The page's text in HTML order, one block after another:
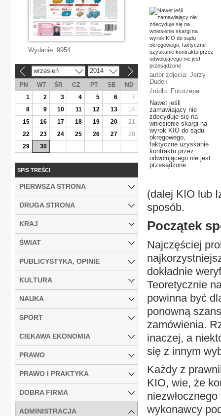
autor zdjęcia: Jerzy
Dudek
źródło: Fotorzepa
Nawet jeśli
zamawiający nie
zdecyduje się na
wniesienie skargi na
wyrok KIO do sądu
okręgowego,
faktyczne uzyskanie
kontraktu przez
odwołującego nie jest
przesądzone
(dalej KIO lub
sposób.
Początek
Najczęściej
dokładnie
Teoretycznie
powinna być
ponowną
zamówienia.
inaczej, a
się z innym
Każdy z
KIO, wie, że
wykonawcy
Wydanie: 9954
wrzesień 2014
PN WT ŚR CZ PT SB
ND
1
2 3 4 5 6
7
8
9 10 11 12 13
14
15
16 17 18 19 20
21
22
23 24 25 26 27
28
29
30
SPIS TREŚCI
PIERWSZA STRONA
DRUGA STRONA
KRAJ
ŚWIAT
PUBLICYSTYKA, OPINIE
KULTURA
NAUKA
SPORT
CIEKAWA EKONOMIA
PRAWO
PRAWO I PRAKTYKA
DOBRA FIRMA
ADMINISTRACJA